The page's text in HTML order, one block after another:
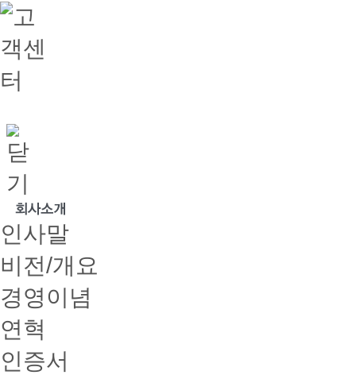
인사말
비전/개요
경영이념
연혁
인증서